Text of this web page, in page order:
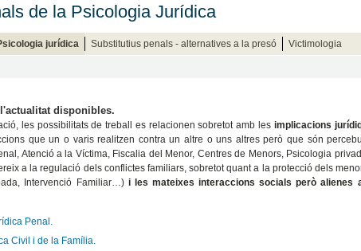
de la Psicologia Jurídica
jurídica Substitutius penals - alternatives a la presó Victimologia
disponibles.
les possibilitats de treball es relacionen sobretot amb les implicacions
que un o varis realitzen contra un altre o uns altres però que són
Atenció a la Víctima, Fiscalia del Menor, Centres de Menors, Psicologia
a la regulació dels conflictes familiars, sobretot quant a la protecció dels
Intervenció Familiar…) i les mateixes interaccions socials però alienes
Penal.
Civil i de la Família.